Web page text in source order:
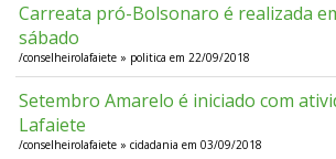
Carreata pró-Bolsonaro é realizada
sábado
/conselheirolafaiete » politica em 22/09/2018
Setembro Amarelo é iniciado com
Lafaiete
/conselheirolafaiete » cidadania em 03/09/2018